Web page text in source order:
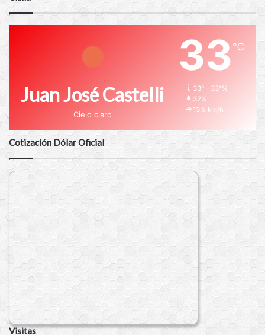
Juan José Castelli
Cielo claro
33℃
33º - 33º%
32%
13.5 km/h
Cotización Dólar Oficial
Visitas